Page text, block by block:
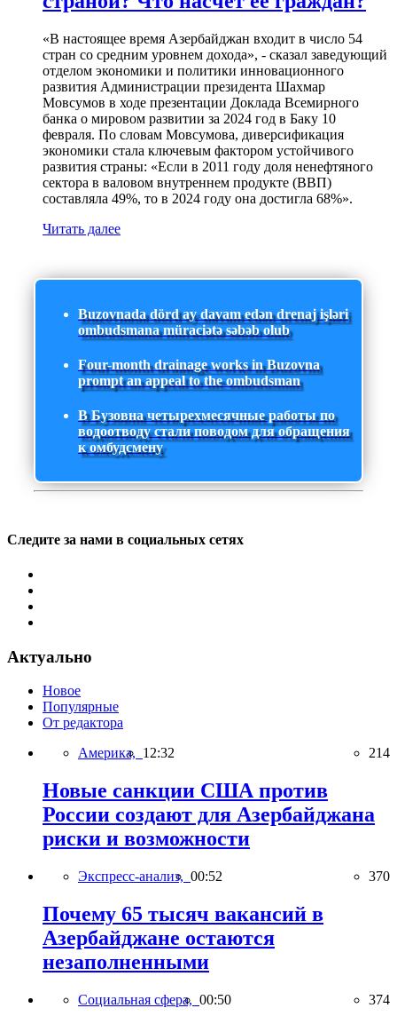
«В настоящее время Азербайджан входит в число 54
стран со средним уровнем дохода», - сказал заведующий
отделом экономики и политики инновационного
развития Администрации президента Шахмар
Мовсумов в ходе презентации Доклада Всемирного
банка о мировом развитии за 2024 год в Баку 10
февраля. По словам Мовсумова, диверсификация
экономики стала ключевым фактором устойчивого
развития страны: «Если в 2011 году доля ненефтяного
сектора в валовом внутреннем продукте (ВВП)
составляла 49%, то в 2024 году она достигла 68%».
Читать далее
Buzovnada dörd ay davam edən drenaj işləri
ombudsmana müraciətə səbəb olub
Four-month drainage works in Buzovna
prompt an appeal to the ombudsman
В Бузовна четырехмесячные работы по
водоотводу стали поводом для обращения
к омбудсмену
Следите за нами в социальных сетях
Актуально
Новое
Популярные
От редактора
Америка, 12:32 214
Новые санкции США против
России создают для Азербайджана
риски и возможности
Экспресс-анализ, 00:52 370
Почему 65 тысяч вакансий в
Азербайджане остаются
незаполненными
Социальная сфера, 00:50 374